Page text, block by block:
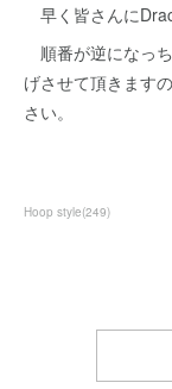
早く皆さんに
順番が逆になっ
げさせて頂きます
さい。
Hoop style(249)